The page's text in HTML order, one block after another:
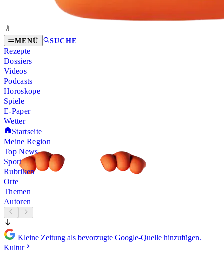
MENÜ SUCHE
Rezepte
Dossiers
Videos
Podcasts
Horoskope
Spiele
E-Paper
Wetter
Startseite
Meine Region
Top News
Sport
Rubriken
Orte
Themen
Autoren
Kleine Zeitung als bevorzugte Google-Quelle hinzufügen.
Kultur